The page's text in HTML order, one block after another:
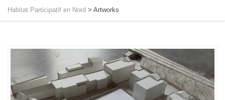
Habitat Participatif en Nord > Artworks